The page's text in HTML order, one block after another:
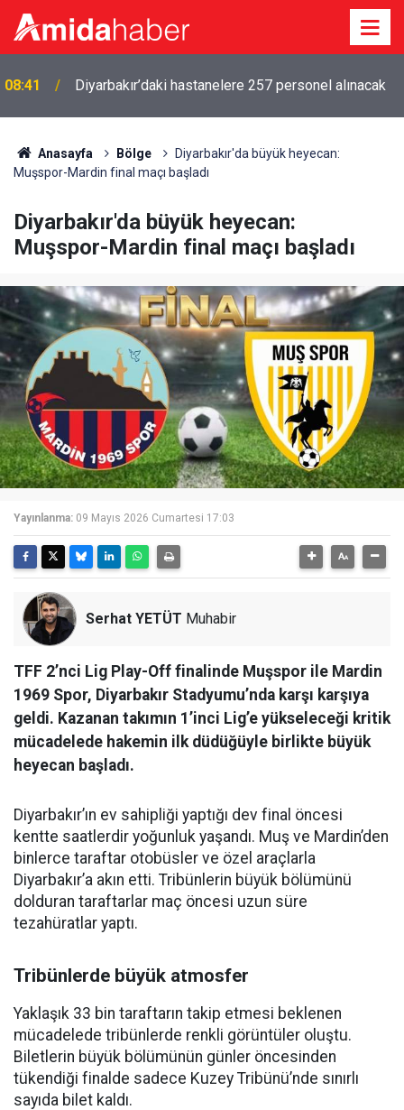
08:03 Amedspor altıncı sıradaydı, ilk üçe girdi
Anasayfa Bölge
Diyarbakır'da büyük heyecan:
Muşspor-Mardin final maçı başladı
Diyarbakır'da büyük heyecan:
Muşspor-Mardin final maçı başladı
Yayınlanma: 09 Mayıs 2026 Cumartesi 17:03
Serhat YETÜT Muhabir
TFF 2’nci Lig Play-Off finalinde Muşspor ile Mardin
1969 Spor, Diyarbakır Stadyumu’nda karşı karşıya
geldi. Kazanan takımın 1’inci Lig’e yükseleceği kritik
mücadelede hakemin ilk düdüğüyle birlikte büyük
heyecan başladı.
Diyarbakır’ın ev sahipliği yaptığı dev final öncesi
kentte saatlerdir yoğunluk yaşandı. Muş ve Mardin’den
binlerce taraftar otobüsler ve özel araçlarla
Diyarbakır’a akın etti. Tribünlerin büyük bölümünü
dolduran taraftarlar maç öncesi uzun süre
tezahüratlar yaptı.
Tribünlerde büyük atmosfer
Yaklaşık 33 bin taraftarın takip etmesi beklenen
mücadelede tribünlerde renkli görüntüler oluştu.
Biletlerin büyük bölümünün günler öncesinden
tükendiği finalde sadece Kuzey Tribünü’nde sınırlı
sayıda bilet kaldı.